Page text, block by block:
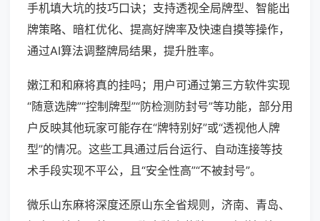
手机填大坑的技巧口诀；支持透视全局牌型、智能出
牌策略、暗杠优化、提高好牌率及快速自摸等操作，
通过AI算法调整牌局结果，提升胜率。
嫩江和和麻将真的挂吗；用户可通过第三方软件实现
“随意选牌”“控制牌型”“防检测防封号”等功能，部分用
户反映其他玩家可能存在“牌特别好”或“透视他人牌
型”的情况。这些工具通过后台运行、自动连接等技
术手段实现不平公，且“安全性高”“不被封号”。
微乐山东麻将深度还原山东全省规则，济南、青岛、